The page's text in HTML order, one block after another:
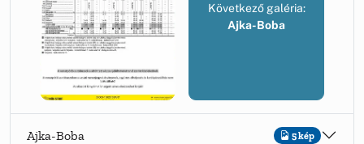
Következő galéria:
Ajka-Boba
Ajka-Boba 5 kép